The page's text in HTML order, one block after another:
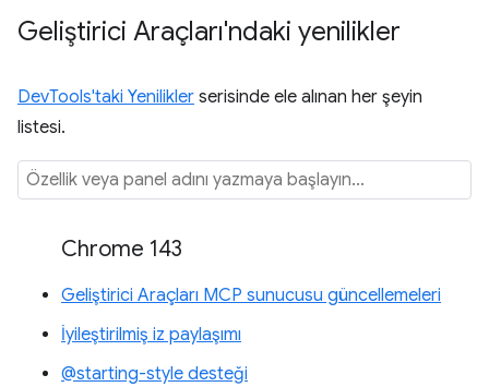
Geliştirici Araçları'ndaki yenilikler
DevTools'taki Yenilikler serisinde ele alınan her şeyin
listesi.
Chrome 143
Geliştirici Araçları MCP sunucusu güncellemeleri
İyileştirilmiş iz paylaşımı
@starting-style desteği